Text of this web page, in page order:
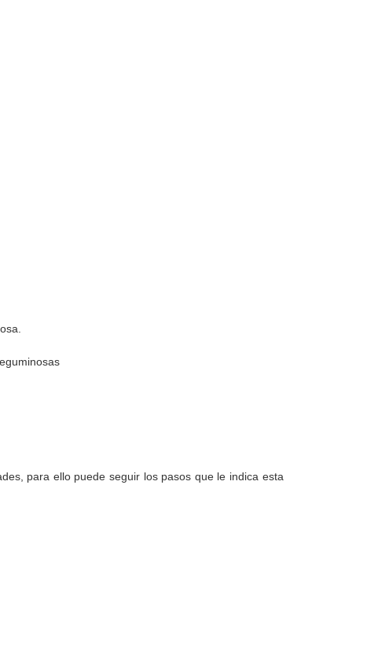
para ello puede seguir los pasos que le indica esta